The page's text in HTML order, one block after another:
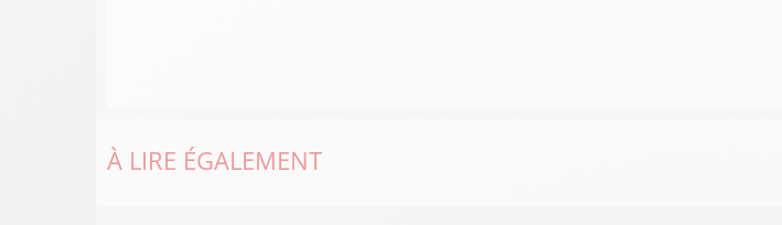
À LIRE ÉGALEMENT